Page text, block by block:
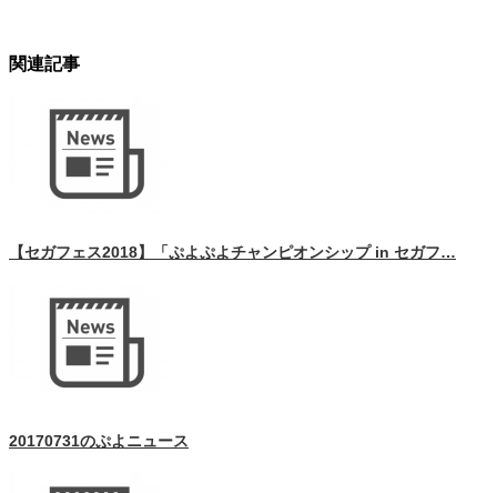
関連記事
【セガフェス2018】「ぷよぷよチャンピオンシップ in セガフ…
20170731のぷよニュース